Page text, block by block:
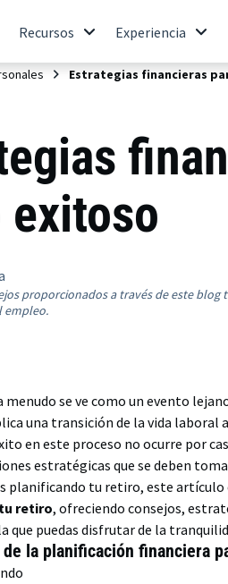
Recursos Experiencia
Estrategias financieras
proporcionados a través de este
empleo.
menudo se ve como un evento
una transición de la vida laboral
en este proceso no ocurre por
estratégicas que se deben
planificando tu retiro, este
retiro, ofreciendo consejos,
que puedas disfrutar de la
la planificación financiera